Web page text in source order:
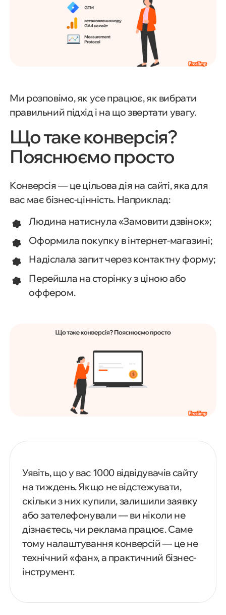
Ми розповімо, як усе працює, як вибрати
правильний підхід і на що звертати увагу.
Що таке конверсія?
Пояснюємо просто
Конверсія — це цільова дія на сайті, яка для
вас має бізнес-цінність. Наприклад:
Людина натиснула «Замовити дзвінок»;
Оформила покупку в інтернет-магазині;
Надіслала запит через контактну форму;
Перейшла на сторінку з ціною або
оффером.
Уявіть, що у вас 1000 відвідувачів сайту
на тиждень. Якщо не відстежувати,
скільки з них купили, залишили заявку
або зателефонували — ви ніколи не
дізнаєтесь, чи реклама працює. Саме
тому налаштування конверсій — це не
технічний «фан», а практичний бізнес-
інструмент.